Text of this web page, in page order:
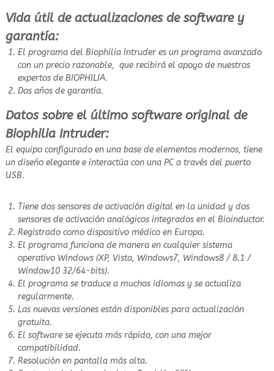
Vida útil de actualizaciones de software y
garantía:
El programa del Biophilia Intruder es un programa avanzado
con un precio razonable, que recibirá el apoyo de nuestros
expertos de BIOPHILIA.
Dos años de garantía.
Datos sobre el último software original de
Biophilia Intruder:
El equipo configurado en una base de elementos modernos, tiene
un diseño elegante e interactúa con una PC a través del puerto
USB.
Tiene dos sensores de activación digital en la unidad y dos
sensores de activación analógicos integrados en el Bioinductor.
Registrado como dispositivo médico en Europa.
El programa funciona de manera en cualquier sistema
operativo Windows (XP, Vista, Windows7, Windows8 / 8.1 /
Window10 32/64-bits).
El programa se traduce a muchos idiomas y se actualiza
regularmente.
Las nuevas versiones están disponibles para actualización
gratuita.
El software se ejecuta más rápido, con una mejor
compatibilidad.
Resolución en pantalla más alta.